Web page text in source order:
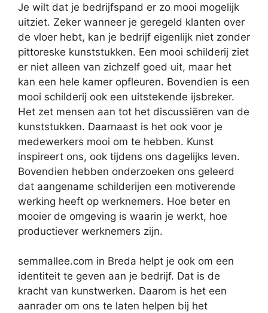
Je wilt dat je bedrijfspand er zo mooi mogelijk
uitziet. Zeker wanneer je geregeld klanten over
de vloer hebt, kan je bedrijf eigenlijk niet zonder
pittoreske kunststukken. Een mooi schilderij ziet
er niet alleen van zichzelf goed uit, maar het
kan een hele kamer opfleuren. Bovendien is een
mooi schilderij ook een uitstekende ijsbreker.
Het zet mensen aan tot het discussiëren van de
kunststukken. Daarnaast is het ook voor je
medewerkers mooi om te hebben. Kunst
inspireert ons, ook tijdens ons dagelijks leven.
Bovendien hebben onderzoeken ons geleerd
dat aangename schilderijen een motiverende
werking heeft op werknemers. Hoe beter en
mooier de omgeving is waarin je werkt, hoe
productiever werknemers zijn.
semmallee.com in Breda helpt je ook om een
identiteit te geven aan je bedrijf. Dat is de
kracht van kunstwerken. Daarom is het een
aanrader om ons te laten helpen bij het